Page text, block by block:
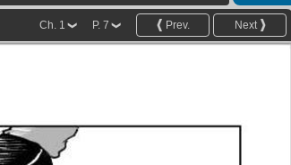
Next
Prev.
P. 7
Ch. 1